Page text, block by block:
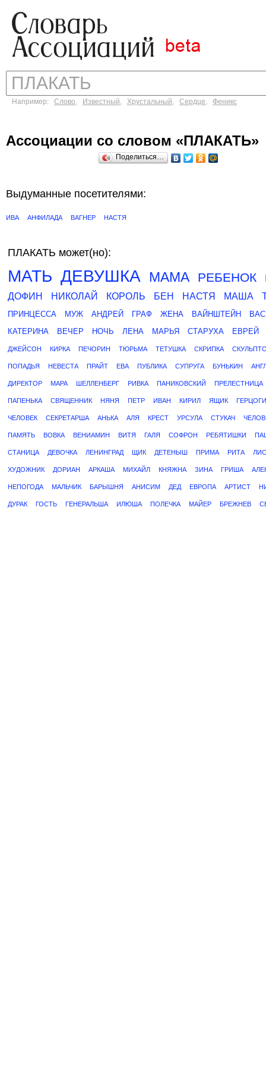
Например: Слово, Известный, Хрустальный, Сердце, Феникс
Ассоциации со словом «ПЛАКАТЬ»
Поделиться…
Выдуманные посетителями:
ИВА АНФИЛАДА ВАГНЕР НАСТЯ
ПЛАКАТЬ может(но):
МАТЬ ДЕВУШКА МАМА РЕБЕНОК
ДОФИН НИКОЛАЙ КОРОЛЬ БЕН НАСТЯ МАША
ПРИНЦЕССА МУЖ АНДРЕЙ ГРАФ ЖЕНА ВАЙНШТЕЙН
КАТЕРИНА
ВЕЧЕР НОЧЬ ЛЕНА МАРЬЯ СТАРУХА ЕВРЕЙ
ДЖЕЙСОН КИРКА ПЕЧОРИН ТЮРЬМА ТЕТУШКА СКРИПКА
ПОПАДЬЯ НЕВЕСТА ПРАЙТ ЕВА ПУБЛИКА СУПРУГА БУНЬКИН
ДИРЕКТОР МАРА ШЕЛЛЕНБЕРГ РИВКА ПАНИКОВСКИЙ ПРЕЛЕСТНИЦА
ПАПЕНЬКА СВЯЩЕННИК НЯНЯ ПЕТР ИВАН КИРИЛ ЯЩИК
ЧЕЛОВЕК СЕКРЕТАРША АНЬКА АЛЯ КРЕСТ УРСУЛА СТУКАЧ
ПАМЯТЬ ВОВКА ВЕНИАМИН ВИТЯ ГАЛЯ СОФРОН РЕБЯТИШКИ
СТАНИЦА ДЕВОЧКА ЛЕНИНГРАД ЩИК ДЕТЕНЫШ ПРИМА РИТА
ХУДОЖНИК ДОРИАН АРКАША МИХАЙЛ КНЯЖНА ЗИНА ГРИША
НЕПОГОДА МАЛЬЧИК БАРЫШНЯ АНИСИМ ДЕД ЕВРОПА АРТИСТ
ДУРАК ГОСТЬ ГЕНЕРАЛЬША ИЛЮША ПОЛЕЧКА МАЙЕР БРЕЖНЕВ